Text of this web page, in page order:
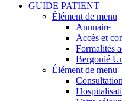
GUIDE PATIENT
Élément de menu
Annuaire
Accès et
Formalités
Bergonié
Élément de menu